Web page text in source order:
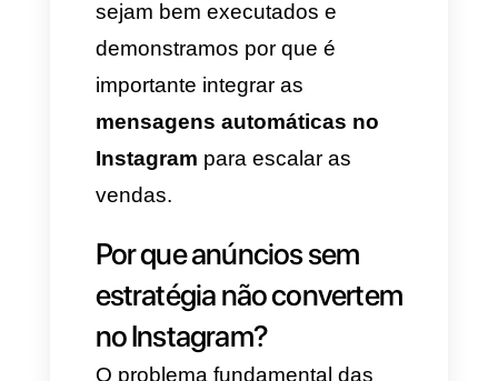
cliques em receita real.
Depender de uma gestão
manual para atender ao tráfego
massivo de uma campanha é a
forma mais segura de frear o
processo de compra e
desperdiçar o orçamento de
marketing.